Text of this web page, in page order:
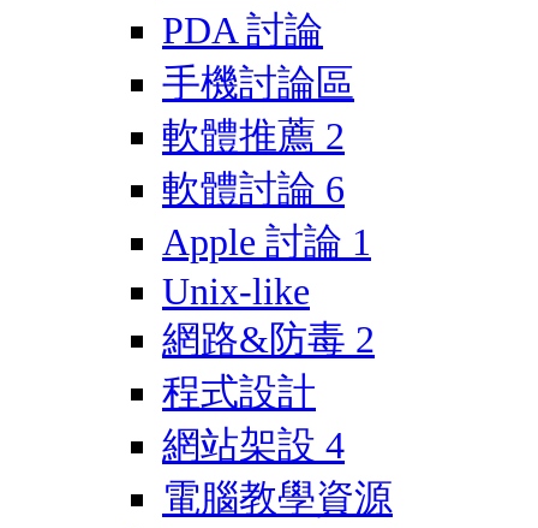
PDA 討論
手機討論區
軟體推薦 2
軟體討論 6
Apple 討論 1
Unix-like
網路&防毒 2
程式設計
網站架設 4
電腦教學資源